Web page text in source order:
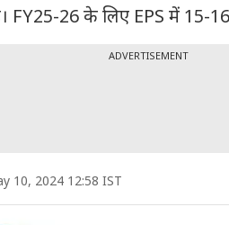
FY25-26 के लिए EPS में 15-
ADVERTISEMENT
10, 2024 12:58 IST